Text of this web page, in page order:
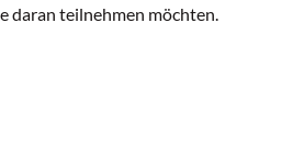
daran teilnehmen möchten.